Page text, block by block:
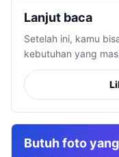
Lanjut baca
Setelah ini, kamu
kebutuhan yang
Butuh foto